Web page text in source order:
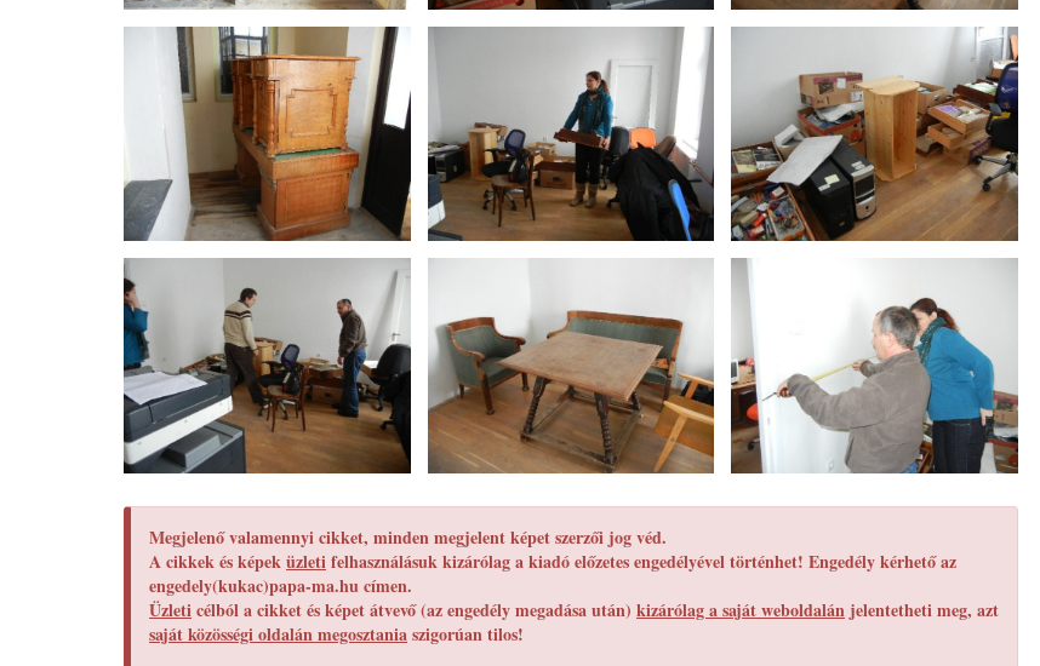
Megjelenő valamennyi cikket, minden megjelent képet szerzői jog véd.
A cikkek és képeküzletifelhasználásuk kizárólag a kiadó előzetes engedélyével történhet! Engedély kérhető az
engedely(kukac)papa-ma.hu címen.
Üzleticélból a cikket és képet átvevő (az engedély megadása után) kizárólag a saját weboldalán jelentetheti meg, azt
saját közösségi oldalán megosztaniaszigorúan tilos!